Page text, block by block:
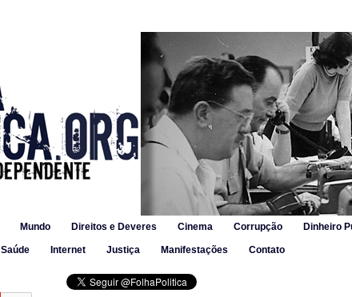
Mundo Direitos e Deveres Cinema Corrupção Dinheiro
Saúde Internet Justiça Manifestações Contato